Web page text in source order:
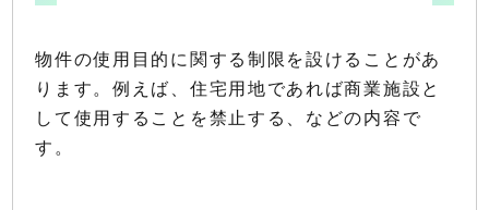
物件の使用目的に関する制限を設けることがあ
ります。例えば、住宅用地であれば商業施設と
して使用することを禁止する、などの内容で
す。